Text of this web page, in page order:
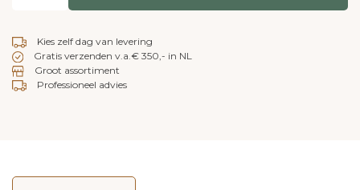
Kies zelf dag van levering
Gratis verzenden v.a.€ 350,- in NL
Groot assortiment
Professioneel advies